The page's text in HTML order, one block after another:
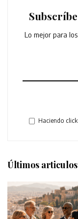
Lo mejor para
Haciendo
Últimos articulos